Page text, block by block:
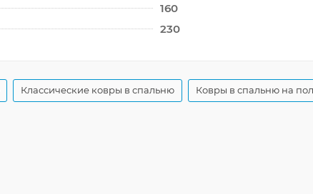
160
230
Классические ковры в спальню Ковры в спальню на пол